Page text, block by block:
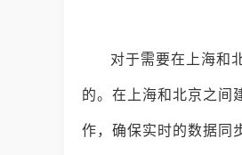
对于需要在上海和
的。在上海和北京之间
作，确保实时的数据同